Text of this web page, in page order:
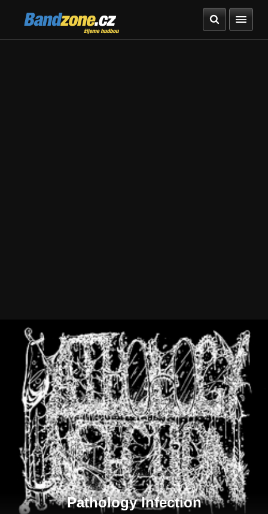
Bandzone.cz
žijeme hudbou
Pathology Infection